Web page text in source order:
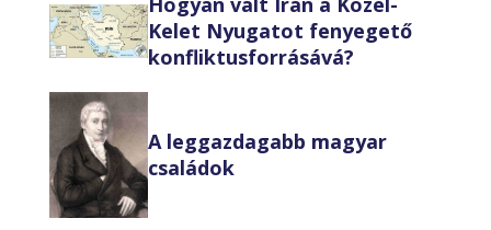
Kelet Nyugatot fenyegető
konfliktusforrásává?
A leggazdagabb magyar
családok